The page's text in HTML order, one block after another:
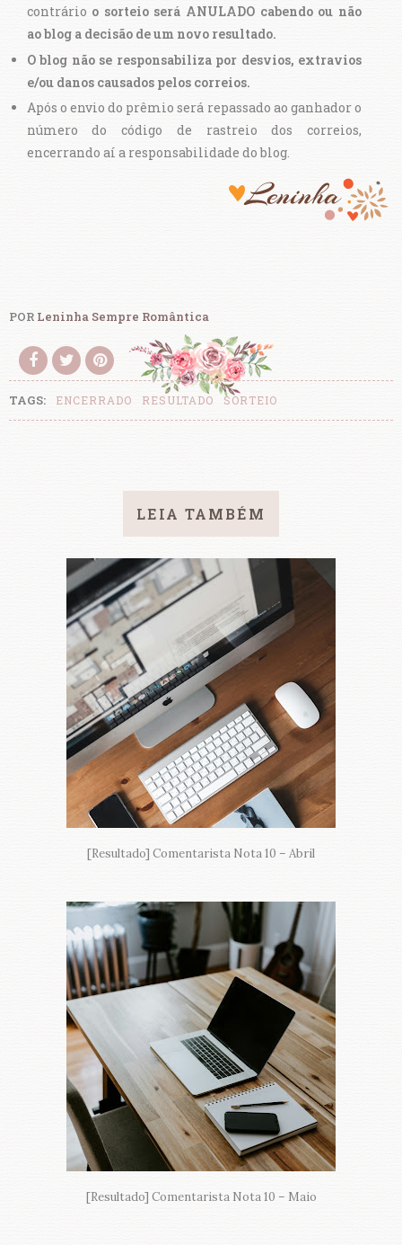
contrário o sorteio será ANULADO cabendo ou não
ao blog a decisão de um novo resultado.
O blog não se responsabiliza por desvios, extravios
e/ou danos causados pelos correios.
Após o envio do prêmio será repassado ao ganhador o
número do código de rastreio dos correios,
encerrando aí a responsabilidade do blog.
POR Leninha Sempre Romântica
TAGS: ENCERRADO RESULTADO SORTEIO
LEIA TAMBÉM
[Resultado] Comentarista Nota 10 – Abril
[Resultado] Comentarista Nota 10 – Maio